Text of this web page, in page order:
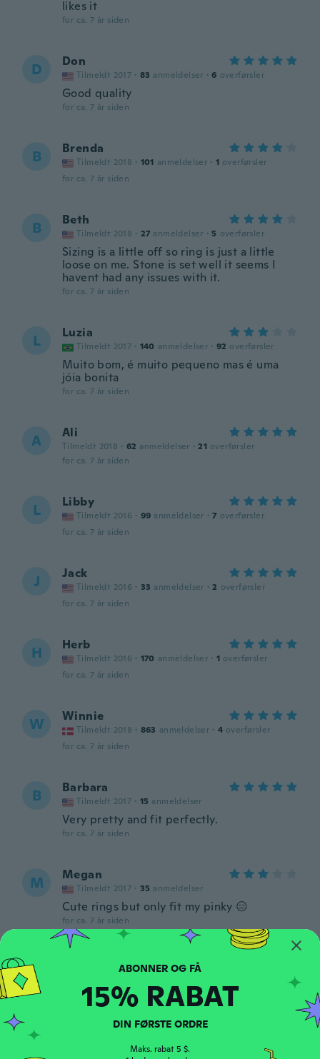
likes it
for ca. 7 år siden
D Don
Tilmeldt 2017 · 83 anmeldelser · 6 overførsler
Good quality
for ca. 7 år siden
B Brenda
Tilmeldt 2018 · 101 anmeldelser · 1 overførsler
for ca. 7 år siden
B Beth
Tilmeldt 2018 · 27 anmeldelser · 5 overførsler
Sizing is a little off so ring is just a little
loose on me. Stone is set well it seems I
havent had any issues with it.
for ca. 7 år siden
L Luzia
Tilmeldt 2017 · 140 anmeldelser · 92 overførsler
Muito bom, é muito pequeno mas é uma
jóia bonita
for ca. 7 år siden
A Ali
Tilmeldt 2018 · 62 anmeldelser · 21 overførsler
for ca. 7 år siden
L Libby
Tilmeldt 2016 · 99 anmeldelser · 7 overførsler
for ca. 7 år siden
J Jack
Tilmeldt 2016 · 33 anmeldelser · 2 overførsler
for ca. 7 år siden
H Herb
Tilmeldt 2016 · 170 anmeldelser · 1 overførsler
for ca. 7 år siden
W Winnie
Tilmeldt 2018 · 863 anmeldelser · 4 overførsler
for ca. 7 år siden
B Barbara
Tilmeldt 2017 · 15 anmeldelser
Very pretty and fit perfectly.
for ca. 7 år siden
M Megan
Tilmeldt 2017 · 35 anmeldelser
Cute rings but only fit my pinky 😑
for ca. 7 år siden
M Tilmeldt 2017 · 51 anmeldelser
for ca. 7 år siden
L Tilmeldt 2016 · 34 anmeldelser
15% RABAT
DIN FØRSTE ORDRE
Maks. rabat 5 $.